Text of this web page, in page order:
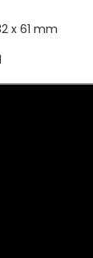
x 61 mm